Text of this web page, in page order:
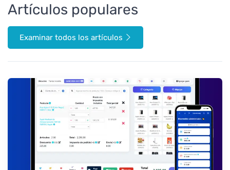
Artículos populares
Examinar todos los artículos